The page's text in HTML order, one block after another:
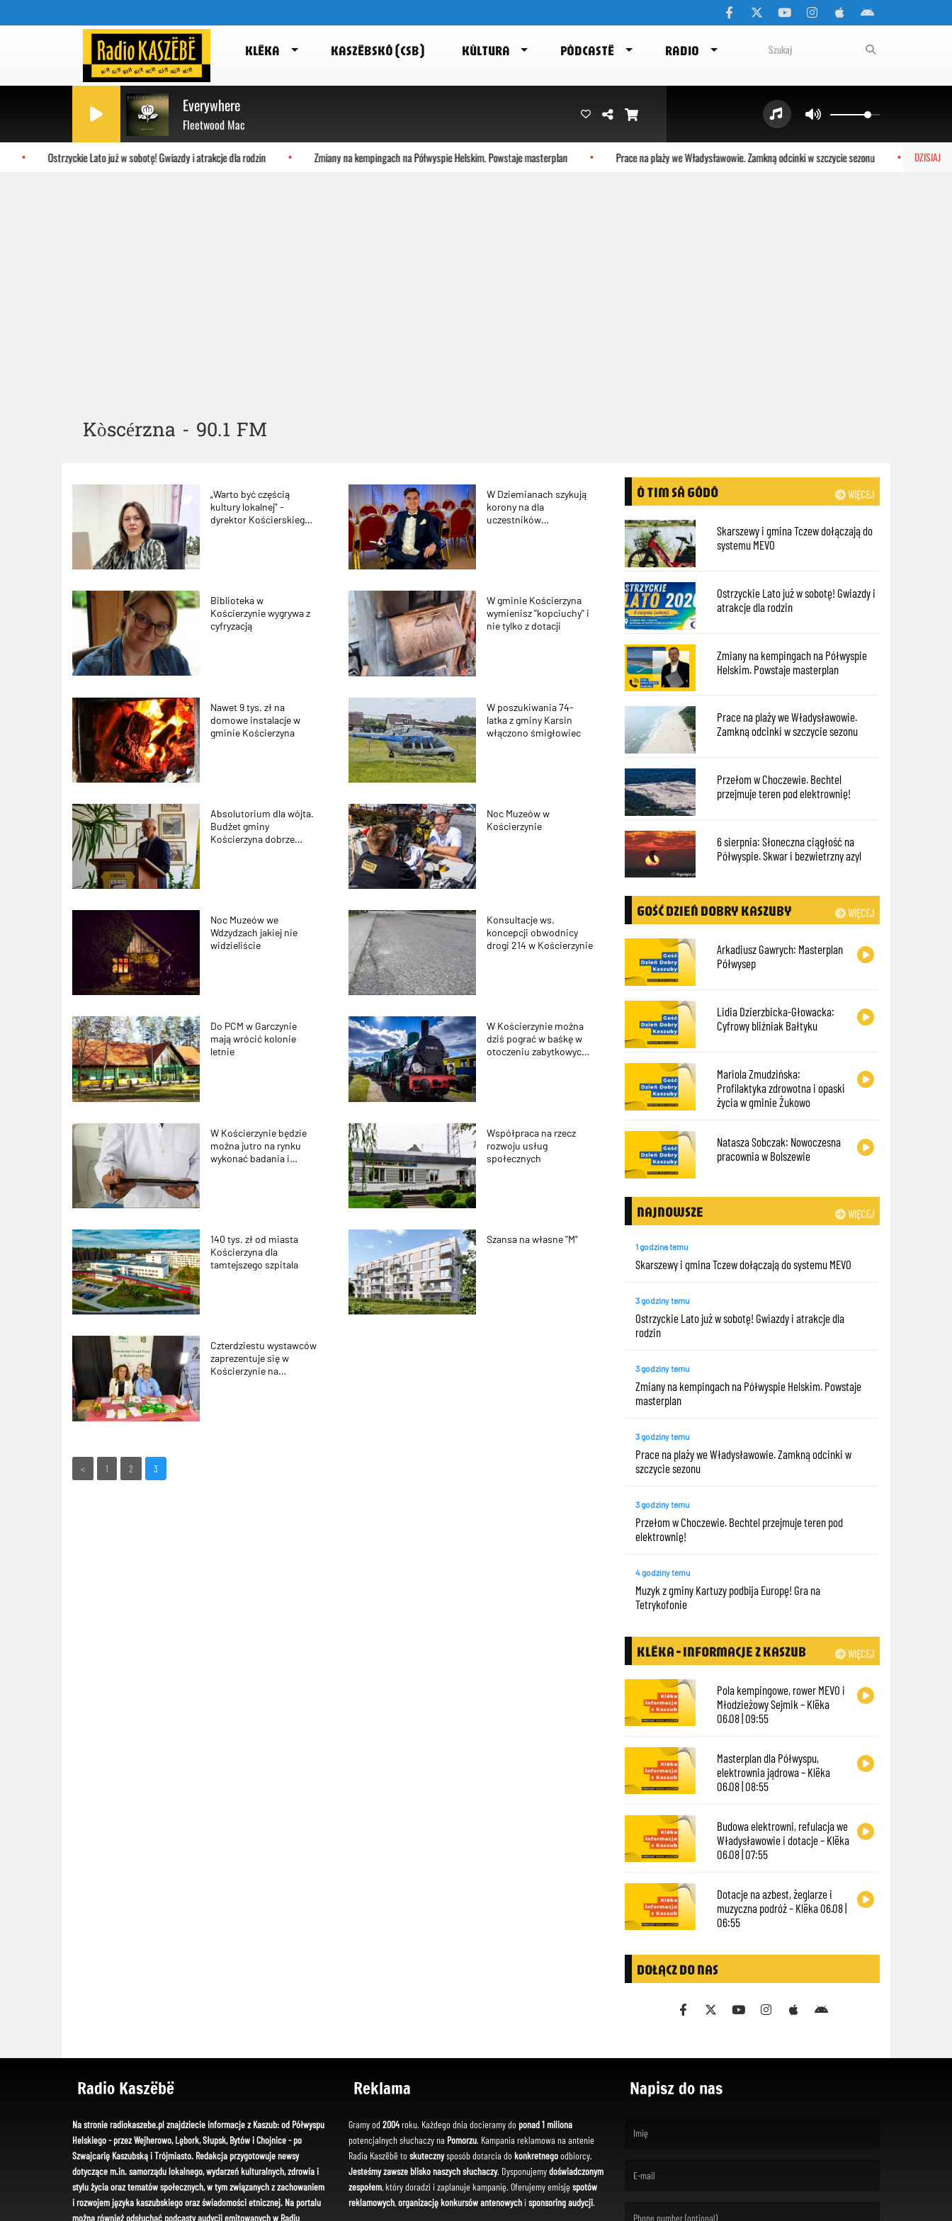
KLËKA KASZËBSKÔ (CSB) KÙLTURA PÒDCASTË RADIO
Everywhere
Fleetwood Mac
DZISIAJ
Ostrzyckie Lato już w sobotę! Gwiazdy i atrakcje dla rodzin Zmiany na kempingach na Półwyspie Helskim. Powstaje masterplan Prace na plaży we Władysławowie. Zamkną odcinki w szczycie sezonu Przełom w
Kòscérzna - 90.1 FM
„Warto być częścią
kultury lokalnej" -
dyrektor Kościerskiego
W Dziemianach szykują
korony na dla
uczestników
Biblioteka w
Kościerzynie wygrywa z
cyfryzacją
W gminie Kościerzyna
wymienisz ''kopciuchy'' i
nie tylko z dotacji
Nawet 9 tys. zł na
domowe instalacje w
gminie Kościerzyna
W poszukiwania 74-
latka z gminy Karsin
włączono śmigłowiec
Absolutorium dla wójta.
Budżet gminy
Kościerzyna dobrze
Noc Muzeów w
Kościerzynie
Noc Muzeów we
Wdzydzach jakiej nie
widzieliście
Konsultacje ws.
koncepcji obwodnicy
drogi 214 w Kościerzynie
Do PCM w Garczynie
mają wrócić kolonie
letnie
W Kościerzynie można
dziś pograć w baśkę w
otoczeniu zabytkowych
W Kościerzynie będzie
można jutro na rynku
wykonać badania i
Współpraca na rzecz
rozwoju usług
społecznych
140 tys. zł od miasta
Kościerzyna dla
tamtejszego szpitala
Szansa na własne "M"
Czterdziestu wystawców
zaprezentuje się w
Kościerzynie na
< 1 2 3
WIĘCEJ
Ò TIM SÃ GÔDÔ
Skarszewy i gmina Tczew dołączają do
systemu MEVO
Ostrzyckie Lato już w sobotę! Gwiazdy i
atrakcje dla rodzin
Zmiany na kempingach na Półwyspie
Helskim. Powstaje masterplan
Prace na plaży we Władysławowie.
Zamkną odcinki w szczycie sezonu
Przełom w Choczewie. Bechtel
przejmuje teren pod elektrownię!
6 sierpnia: Słoneczna ciągłość na
Półwyspie. Skwar i bezwietrzny azyl
WIĘCEJ
GOŚĆ DZIEŃ DOBRY KASZUBY
Arkadiusz Gawrych: Masterplan
Półwysep
Lidia Dzierzbicka-Głowacka:
Cyfrowy bliźniak Bałtyku
Mariola Zmudzińska:
Profilaktyka zdrowotna i opaski
życia w gminie Żukowo
Natasza Sobczak: Nowoczesna
pracownia w Bolszewie
WIĘCEJ
NAJNOWSZE
1 godzina temu
Skarszewy i gmina Tczew dołączają do systemu MEVO
3 godziny temu
Ostrzyckie Lato już w sobotę! Gwiazdy i atrakcje dla
rodzin
3 godziny temu
Zmiany na kempingach na Półwyspie Helskim. Powstaje
masterplan
3 godziny temu
Prace na plaży we Władysławowie. Zamkną odcinki w
szczycie sezonu
3 godziny temu
Przełom w Choczewie. Bechtel przejmuje teren pod
elektrownię!
4 godziny temu
Muzyk z gminy Kartuzy podbija Europę! Gra na
Tetrykofonie
WIĘCEJ
KLËKA - INFORMACJE Z KASZUB
Pola kempingowe, rower MEVO i
Młodzieżowy Sejmik – Klëka
06.08 | 09:55
Masterplan dla Półwyspu,
elektrownia jądrowa – Klëka
06.08 | 08:55
Budowa elektrowni, refulacja we
Władysławowie i dotacje – Klëka
06.08 | 07:55
Dotacje na azbest, żeglarze i
muzyczna podróż – Klëka 06.08 |
06:55
DOŁĄCZ DO NAS
Radio Kaszëbë
Na stronie radiokaszebe.pl znajdziecie informacje z Kaszub: od Półwyspu
Helskiego - przez Wejherowo, Lębork, Słupsk, Bytów i Chojnice - po
Szwajcarię Kaszubską i Trójmiasto. Redakcja przygotowuje newsy
dotyczące m.in. samorządu lokalnego, wydarzeń kulturalnych, zdrowia i
stylu życia oraz tematów społecznych, w tym związanych z zachowaniem
i rozwojem języka kaszubskiego oraz świadomości etnicznej. Na portalu
można również odsłuchać podcasty audycji emitowanych w Radiu
Reklama
Gramy od 2004roku. Każdego dnia docieramy do ponad 1 miliona
potencjalnych słuchaczy na Pomorzu. Kampania reklamowa na antenie
Radia Kaszëbë toskutecznysposób dotarcia dokonkretnegoodbiorcy.
Jesteśmy zawsze blisko naszych słuchaczy. Dysponujemydoświadczonym
zespołem, który doradzi i zaplanuje kampanię. Oferujemy emisję spotów
reklamowych,organizację konkursów antenowychi sponsoring audycji.
Napisz do nas